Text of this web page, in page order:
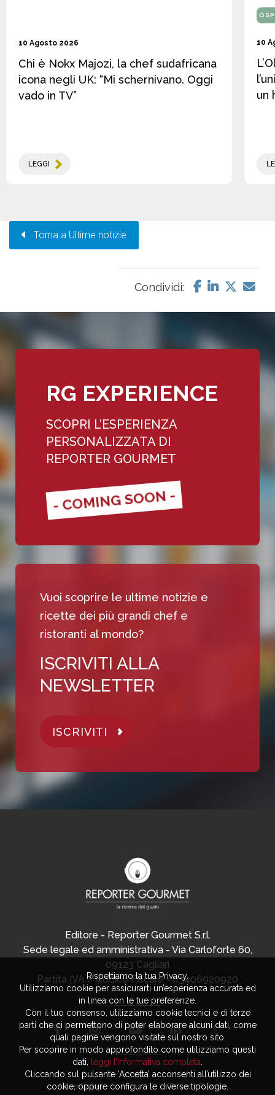
10 Agosto 2026
Chi è Nokx Majozi, la chef sudafricana
icona negli UK: “Mi schernivano. Oggi
vado in TV”
LEGGI
10
un
Torna a Ultime notizie
Condividi:
RG EXPERIENCE
SCOPRI L’ESPERIENZA
PERSONALIZZATA DI
REPORTER GOURMET
- COMING SOON -
Vuoi scoprire le ultime notizie e
ricette dei più grandi chef e
ristoranti al mondo?
ISCRIVITI ALLA
NEWSLETTER
ISCRIVITI
Editore - Reporter Gourmet S.r.l.
Sede legale ed amministrativa - Via Carloforte 60,
09123 Cagliari
Partita IVA / Codice Fiscale - 03406920920
Advertising Privacy Policy
Rispettiamo la tua Privacy.
Utilizziamo cookie per assicurarti un’esperienza accurata ed
in linea con le tue preferenze.
Con il tuo consenso, utilizziamo cookie tecnici e di terze
parti che ci permettono di poter elaborare alcuni dati, come
quali pagine vengono visitate sul nostro sito.
Per scoprire in modo approfondito come utilizziamo questi
dati,
leggi l’informativa completa
Cliccando sul pulsante ‘Accetta’ acconsenti all’utilizzo dei
cookie, oppure configura le diverse tipologie.